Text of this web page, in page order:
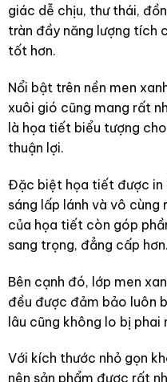
giác dễ chịu, thư thái,
tràn đầy năng lượng tích
tốt hơn.
Nổi bật trên nền men
xuôi gió cũng mang rất
là họa tiết biểu tượng
thuận lợi.
Đặc biệt họa tiết được in
sáng lấp lánh và vô cùng
của họa tiết còn góp
sang trọng, đẳng cấp hơn.
Bên cạnh đó, lớp men
đều được đảm bảo luôn
lâu cũng không lo bị
Với kích thước nhỏ gọn
nên sản phẩm được rất